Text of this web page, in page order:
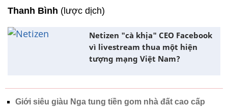
Thanh Bình (lược dịch)
Netizen "cà khịa" CEO Facebook
vì livestream thua một hiện
tượng mạng Việt Nam?
Giới siêu giàu Nga tung tiền gom nhà đất cao cấp